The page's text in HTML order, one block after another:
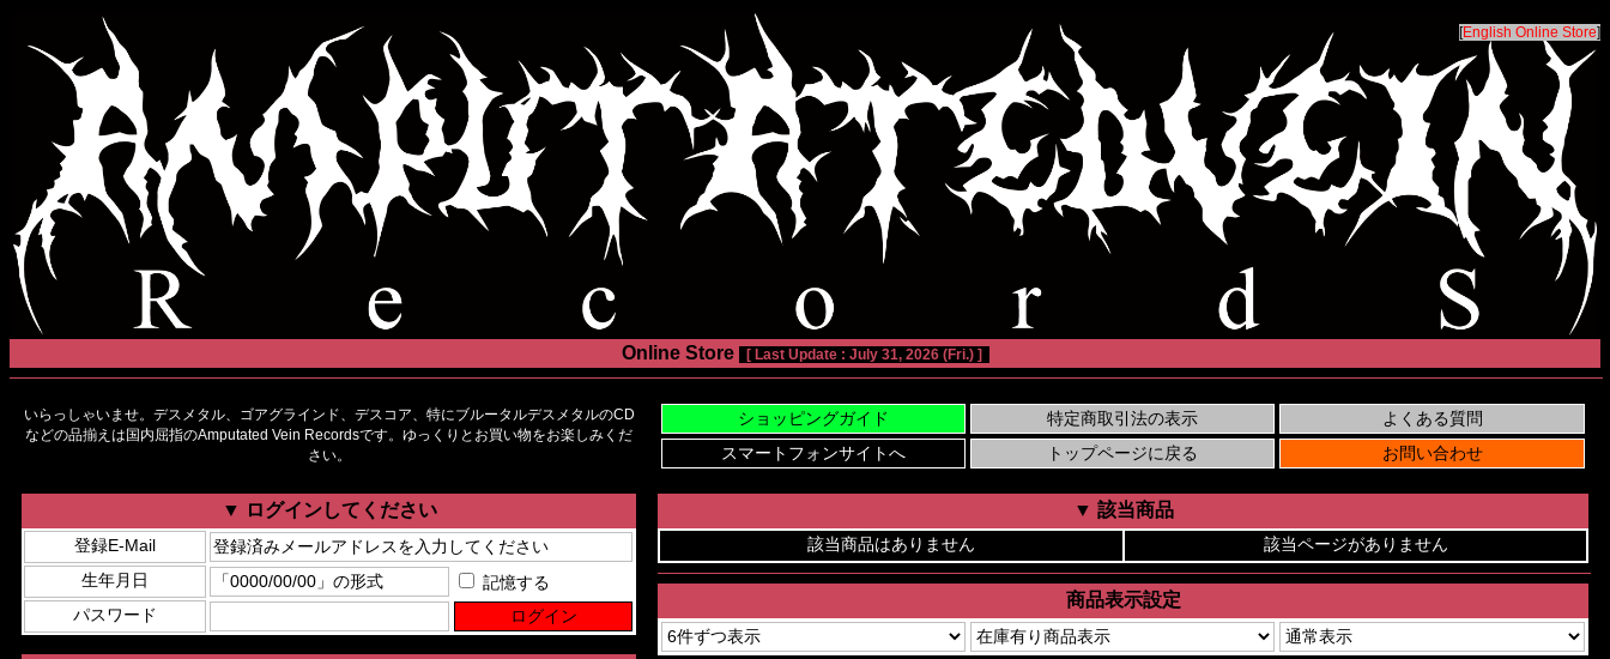
[English Online Store]
Online Store [ Last Update : July 31, 2026 (Fri.) ]
いらっしゃいませ。デスメタル、ゴアグラインド、デスコア、特にブルータルデスメタルのCD
などの品揃えは国内屈指のAmputated Vein Recordsです。ゆっくりとお買い物をお楽しみくだ
さい。
▼ ログインしてください
登録E-Mail
生年月日
記憶する
パスワード
▼ 該当商品
該当商品はありません 該当ページがありません
商品表示設定